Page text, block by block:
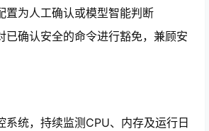
置为人工确认或模型智能判断
已确认安全的命令进行豁免，兼顾安
系统，持续监测CPU、内存及运行日